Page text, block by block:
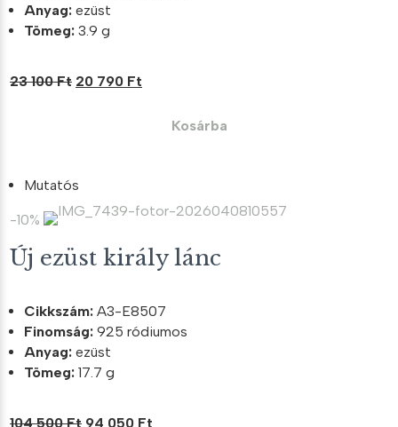
Anyag: ezüst
Tömeg: 3.9 g
23 100Ft Original
20 790 Ft
Kosárba
Mutatós
-10%
Új ezüst király lánc
Cikkszám: A3-E8507
Finomság: 925 ródiumos
Anyag: ezüst
Tömeg: 17.7 g
104 500Ft Original
94 050 Ft